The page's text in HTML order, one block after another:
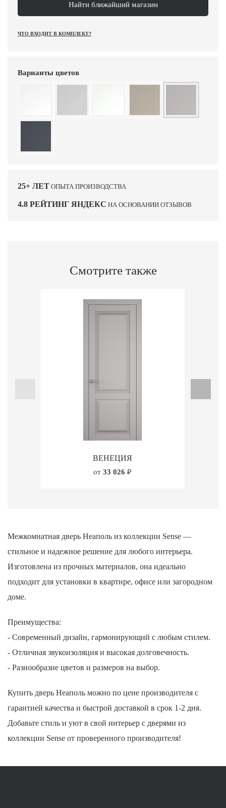
Найти ближайший магазин
ЧТО ВХОДИТ В КОМПЛЕКТ?
Варианты цветов
25+ ЛЕТ ОПЫТА ПРОИЗВОДСТВА
4.8 РЕЙТИНГ ЯНДЕКС НА ОСНОВАНИИ ОТЗЫВОВ
Смотрите также
ВЕНЕЦИЯ
от 33 026 ₽
Межкомнатная дверь Неаполь из коллекции Sense —
стильное и надежное решение для любого интерьера.
Изготовлена из прочных материалов, она идеально
подходит для установки в квартире, офисе или загородном
доме.
Преимущества:
- Современный дизайн, гармонирующий с любым стилем.
- Отличная звукоизоляция и высокая долговечность.
- Разнообразие цветов и размеров на выбор.
Купить дверь Неаполь можно по цене производителя с
гарантией качества и быстрой доставкой в срок 1-2 дня.
Добавьте стиль и уют в свой интерьер с дверями из
коллекции Sense от проверенного производителя!